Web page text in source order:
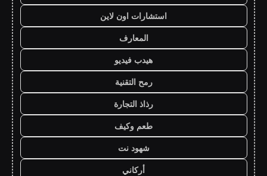
استشارات اون لاين
المعارف
هيدب فيديو
رمح التقنية
رذاذ التجارة
طعم وكيف
شهود نت
أركاني